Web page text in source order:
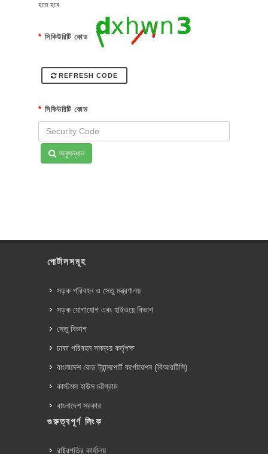
হতে হবে
* সিকিউরিটি কোড
REFRESH CODE
* সিকিউরিটি কোড
অনুসন্ধান
পোর্টালসমূহ
সড়ক পরিবহন ও সেতু মন্ত্রণালয়
সড়ক যোগাযোগ এবং হাইওয়ে বিভাগ
সেতু বিভাগ
ঢাকা পরিবহন সমন্বয় কর্তৃপক্ষ
বাংলাদেশ রোড ট্রান্সপোর্ট কর্পোরেশন (বিআরটিসি)
কাস্টমস হাউস চট্টগ্রাম
বাংলাদেশ সরকার
গুরুত্বপূর্ণ লিংক
রাষ্ট্রপতির কার্যালয়